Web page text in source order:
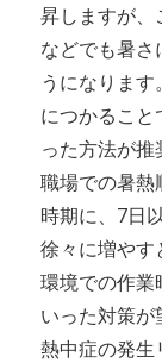
昇しますが、
などでも暑さ
うになりま
につかるこ
った方法が推
職場での暑熱
時期に、7日
徐々に増や
環境での作業
いった対策
熱中症の発